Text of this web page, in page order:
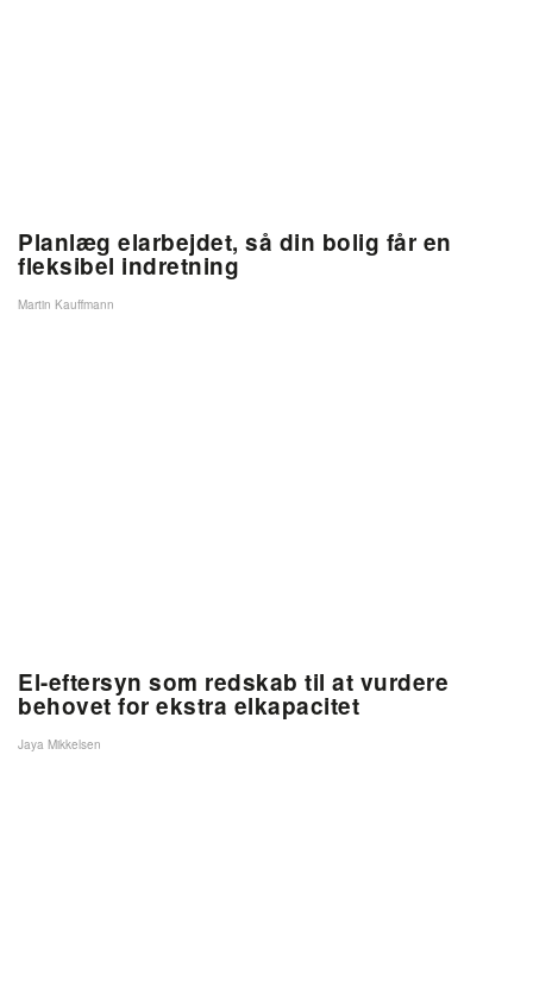
Planlæg elarbejdet, så din bolig får en
fleksibel indretning
Martin Kauffmann
El-eftersyn som redskab til at vurdere
behovet for ekstra elkapacitet
Jaya Mikkelsen